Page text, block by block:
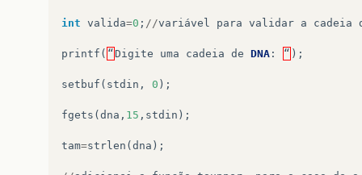
int valida=0 ; //variável para validar a cadeia
printf ( “ Digite uma cadeia de DNA : “ );
setbuf ( stdin , 0 );
fgets ( dna , 15 , stdin );
tam=strlen ( dna );